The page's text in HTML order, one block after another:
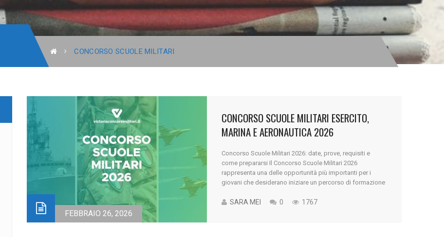
CONCORSO SCUOLE MILITARI
FEBBRAIO 26, 2026
CONCORSO SCUOLE MILITARI ESERCITO,
MARINA E AERONAUTICA 2026
Concorso Scuole Militari 2026: date, prove, requisiti e
come prepararsi Il Concorso Scuole Militari 2026
rappresenta una delle opportunità più importanti per i
giovani che desiderano iniziare un percorso di formazione
ragazzi partecipano ai concorsi per entrare nelle Scuole
SARA MEI 0 1767